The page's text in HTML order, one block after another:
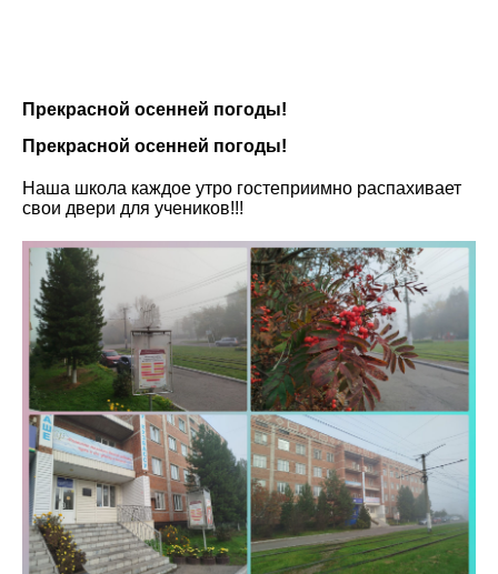
Прекрасной осенней погоды!
Прекрасной осенней погоды!
Наша школа каждое утро гостеприимно распахивает
свои двери для учеников!!!